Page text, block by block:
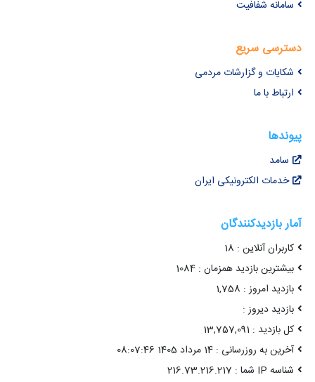
سامانه شفافیت
دسترسی سریع
شکایات و گزارشات مردمی
ارتباط با ما
پیوندها
سامد
خدمات الکترونیکی ایران
آمار بازدیدکنندگان
کاربران آنلاین : 18
بیشترین بازدید همزمان : 1084
بازدید امروز : 1,758
بازدید دیروز :
کل بازدید : 13,757,091
آخرین به روزرسانی : 14 مرداد 1405 08:07:46
شناسه IP شما : 216.73.216.217